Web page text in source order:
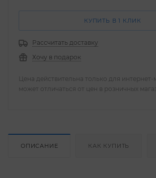
КУПИТЬ В 1 КЛИК
Рассчитать доставку
Хочу в подарок
Цена действительна только для интернет-
может отличаться от цен в розничных
ОПИСАНИЕ КАК КУПИТЬ